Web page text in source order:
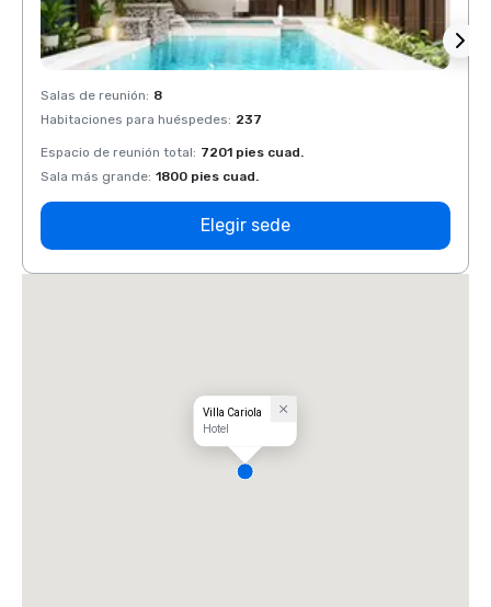
Salas de reunión: 8
Habitaciones para huéspedes: 237
Espacio de reunión total: 7201 pies cuad.
Sala más grande: 1800 pies cuad.
Elegir sede
Villa Cariola
Hotel